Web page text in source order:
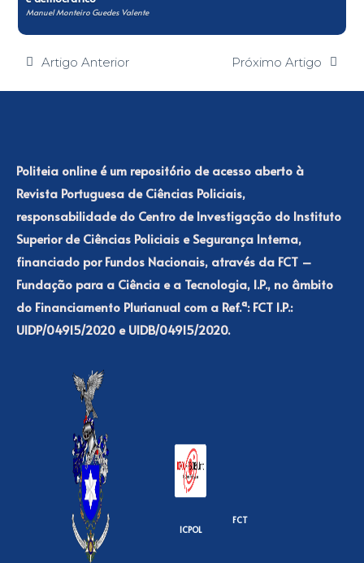
Manuel Monteiro Guedes Valente
Artigo Anterior Próximo Artigo
Politeia online é um repositório de acesso aberto à
Revista Portuguesa de Ciências Policiais,
responsabilidade do Centro de Investigação do Instituto
Superior de Ciências Policiais e Segurança Interna,
financiado por Fundos Nacionais, através da FCT –
Fundação para a Ciência e a Tecnologia, I.P., no âmbito
do Financiamento Plurianual com a Ref.ª: FCT I.P.:
UIDP/04915/2020 e UIDB/04915/2020.
ICPOL
FCT